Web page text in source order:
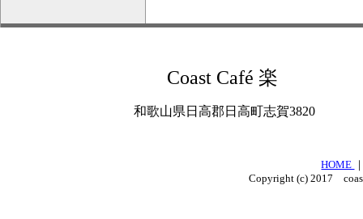
Coast Café 楽
和歌山県日高郡日高町志賀3820
HOME
Copyright (c) 2017